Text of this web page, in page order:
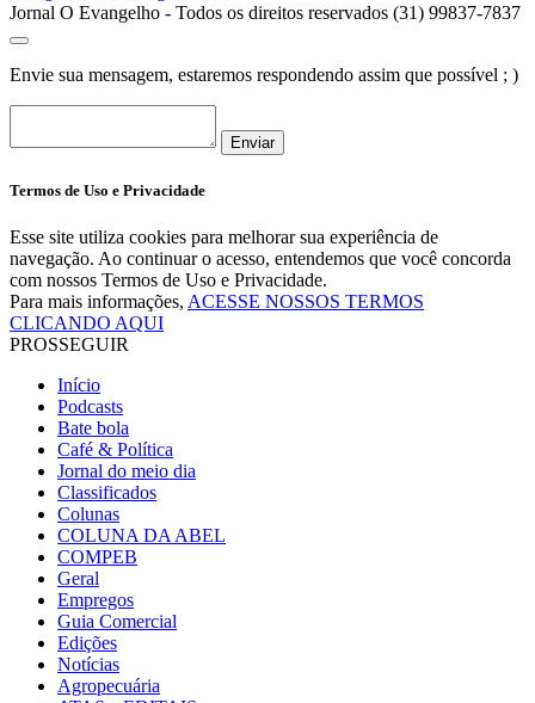
Jornal O Evangelho - Todos os direitos reservados (31) 99837-7837
Envie sua mensagem, estaremos respondendo assim que possível ; )
Enviar
Termos de Uso e Privacidade
Esse site utiliza cookies para melhorar sua experiência de
navegação. Ao continuar o acesso, entendemos que você concorda
com nossos Termos de Uso e Privacidade.
Para mais informações, ACESSE NOSSOS TERMOS
CLICANDO AQUI
PROSSEGUIR
Início
Podcasts
Bate bola
Café & Política
Jornal do meio dia
Classificados
Colunas
COLUNA DA ABEL
COMPEB
Geral
Empregos
Guia Comercial
Edições
Notícias
Agropecuária